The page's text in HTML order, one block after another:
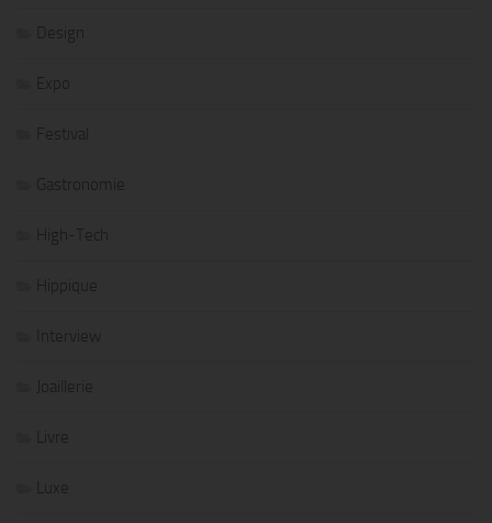
Design
Expo
Festival
Gastronomie
High-Tech
Hippique
Interview
Joaillerie
Livre
Luxe